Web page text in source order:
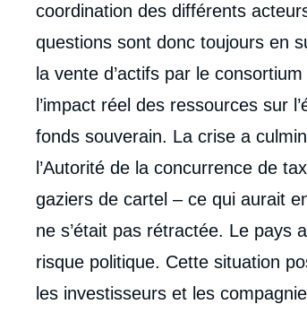
coordination des différents
questions sont donc toujours en
la vente d’actifs par le
l’impact réel des ressources sur
fonds souverain. La crise a
l’Autorité de la concurrence de
gaziers de cartel – ce qui aurait
ne s’était pas rétractée. Le pays
risque politique. Cette situation
les investisseurs et les